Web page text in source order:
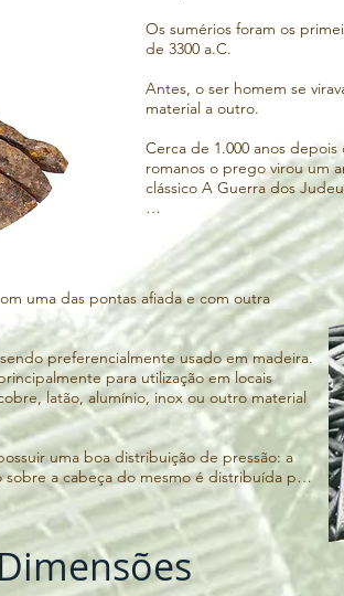
Os sumérios foram os
de 3300 a.C.
Antes, o ser homem se
material a outro.
Cerca de 1.000 anos
romanos o prego virou um
clássico A Guerra dos
Narrando a queda de
cheios de ira, “pregavam
deles”.
Existe até hoje um debate
pregado à cruz, e não
Os pregos também foram
conhecidas pelo menos um
sandálias. Pregos eram
Segundo uma crença
caixão bem pregado era
espíritos.
O prego de ferro, porém,
em larga escala, pois o
equipamentos bélicos. Até
chanfrada, para facilitar o
uma das pontas afiada e com outra
preferencialmente usado em madeira.
para utilização em locais
latão, alumínio, inox ou outro material
uma boa distribuição de pressão: a
a cabeça do mesmo é distribuída por
do objeto, aplicando-se assim uma
a ser perfurada que a pressão recebida
em um prego, o mesmo precisa passar